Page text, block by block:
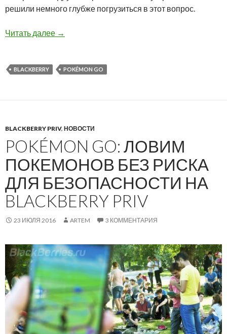
решили немного глубже погрузиться в этот вопрос.
Читать далее Все, что вам нужно знать о игре Pokemon Go
→
BLACKBERRY POKÉMON GO
BLACKBERRY PRIV, НОВОСТИ
POKÉMON GO: ЛОВИМ
ПОКЕМОНОВ БЕЗ РИСКА
ДЛЯ БЕЗОПАСНОСТИ НА
BLACKBERRY PRIV
23 ИЮЛЯ 2016 ARTEM 3 КОММЕНТАРИЯ